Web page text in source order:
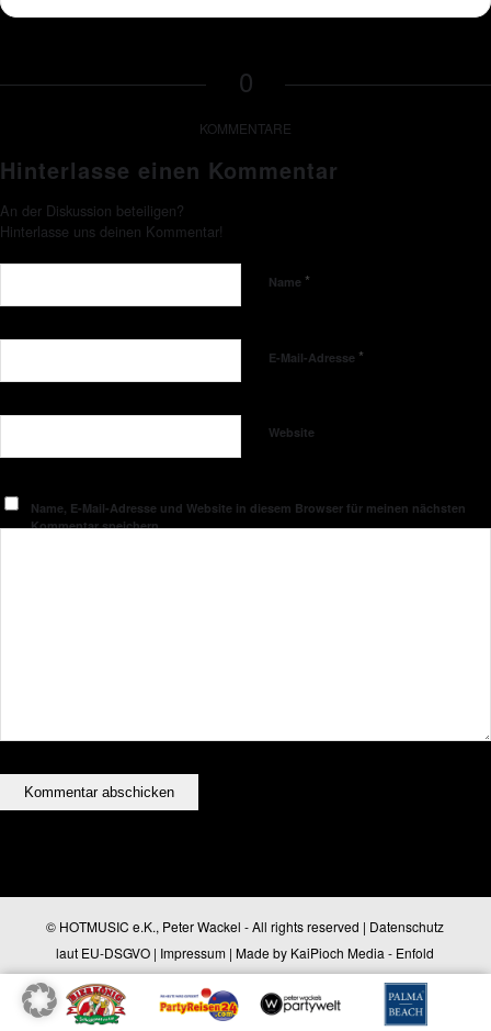
0
KOMMENTARE
Hinterlasse einen Kommentar
An der Diskussion beteiligen?
Hinterlasse uns deinen Kommentar!
Name *
E-Mail-Adresse *
Website
Name, E-Mail-Adresse und Website in diesem Browser für meinen nächsten
Kommentar speichern.
© HOTMUSIC e.K., Peter Wackel - All rights reserved | Datenschutz
laut EU-DSGVO | Impressum | Made by KaiPioch Media - Enfold
WordPress Theme by Kriesi